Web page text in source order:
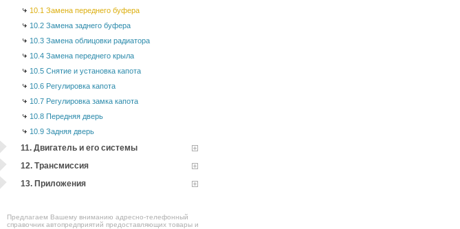
10.1 Замена переднего буфера
10.2 Замена заднего буфера
10.3 Замена облицовки радиатора
10.4 Замена переднего крыла
10.5 Cнятие и установка капота
10.6 Регулировка капота
10.7 Регулировка замка капота
10.8 Передняя дверь
10.9 Задняя дверь
11. Двигатель и его системы
12. Трансмиссия
13. Приложения
Предлагаем Вашему вниманию адресно-телефонный
справочник автопредприятий предоставляющих товары и